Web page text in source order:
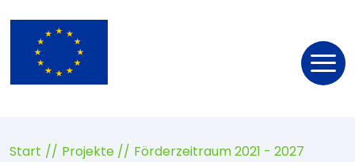
Start Projekte Förderzeitraum 2021 - 2027